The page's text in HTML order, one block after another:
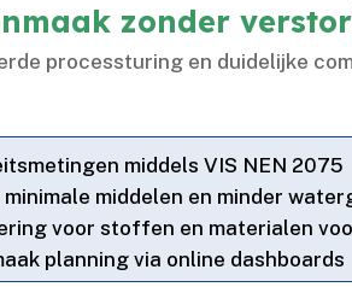
zonder
processturing en duidelijke
middels VIS NEN 2075
middelen en minder
voor stoffen en materialen
planning via online dashboards